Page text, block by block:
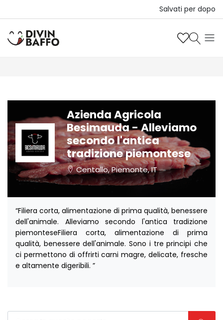
Salvati per dopo
Azienda Agricola
Besimauda - Alleviamo
secondo l'antica
tradizione piemontese
Centallo, Piemonte, IT
“Filiera corta, alimentazione di prima qualità, benessere
dell'animale. Alleviamo secondo l'antica tradizione
piemonteseFiliera corta, alimentazione di prima
qualità, benessere dell'animale. Sono i tre principi che
ci permettono di offrirti carni magre, delicate, fresche
e altamente digeribili.​ ”